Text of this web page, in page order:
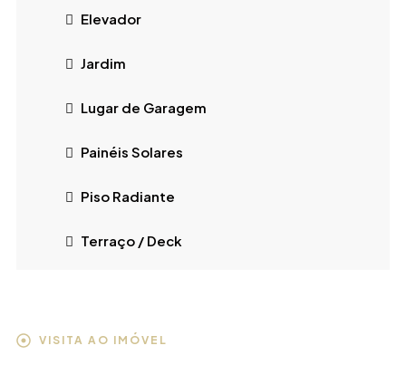
Elevador
Jardim
Lugar de Garagem
Painéis Solares
Piso Radiante
Terraço / Deck
VISITA AO IMÓVEL